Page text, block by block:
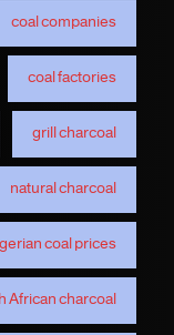
coal companies
coal factories
grill charcoal
natural charcoal
coal prices
African charcoal